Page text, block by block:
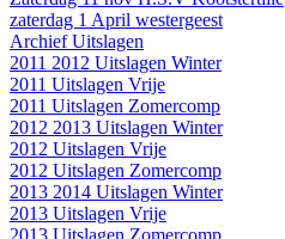
zaterdag 1 April westergeest
Archief Uitslagen
2011 2012 Uitslagen Winter
2011 Uitslagen Vrije
2011 Uitslagen Zomercomp
2012 2013 Uitslagen Winter
2012 Uitslagen Vrije
2012 Uitslagen Zomercomp
2013 2014 Uitslagen Winter
2013 Uitslagen Vrije
2013 Uitslagen Zomercomp